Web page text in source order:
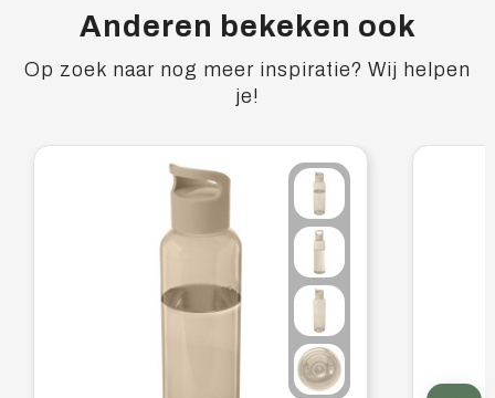
Anderen bekeken ook
Op zoek naar nog meer inspiratie? Wij helpen
je!